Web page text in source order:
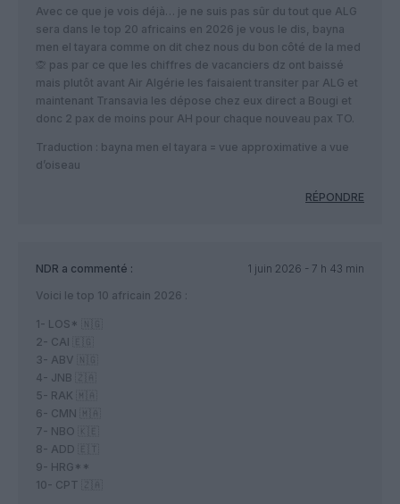
Avec ce que je vois déjà… je ne suis pas sûr du tout que ALG
sera dans le top 20 africains en 2026 je vous le dis, bayna
men el tayara comme on dit chez nous du bon côté de la med
🙊 pas par ce que les chiffres de vacanciers dz ont baissé
mais plutôt avant Air Algérie les faisaient transiter par ALG et
maintenant Transavia les dépose chez eux direct a Bougi et
donc 2 pax de moins pour AH pour chaque nouveau pax TO.
Traduction : bayna men el tayara = vue approximative a vue
d’oiseau
RÉPONDRE
NDR a commenté :
1 juin 2026 - 7 h 43 min
Voici le top 10 africain 2026 :
1- LOS* 🇳🇬
2- CAI 🇪🇬
3- ABV 🇳🇬
4- JNB 🇿🇦
5- RAK 🇲🇦
6- CMN 🇲🇦
7- NBO 🇰🇪
8- ADD 🇪🇹
9- HRG**
10- CPT 🇿🇦